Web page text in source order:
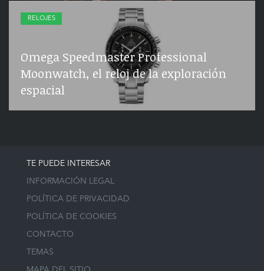
RELOJES
Omega Speedmaster Professional
Moonwatch, el reloj de la exploración
espacial
TE PUEDE INTERESAR
INFORMACIÓN LEGAL
POLÍTICA DE PRIVACIDAD
POLÍTICA DE COOKIES
CONTACTO
TEMAS